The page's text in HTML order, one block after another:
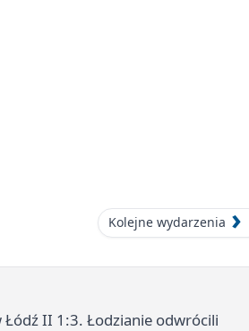
Kolejne wydarzenia
Łódź II 1:3. Łodzianie odwrócili